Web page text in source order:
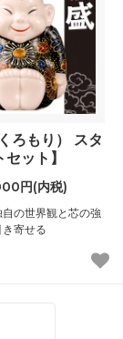
ろもり） スタ
セット】
円(内税)
の世界観と芯の強
寄せる